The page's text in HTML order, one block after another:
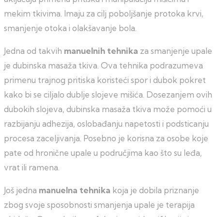
mekim tkivima. Imaju za cilj poboljšanje protoka krvi,
smanjenje otoka i olakšavanje bola.
Jedna od takvih manuelnih tehnika za smanjenje upale
je dubinska masaža tkiva. Ova tehnika podrazumeva
primenu trajnog pritiska koristeći spor i dubok pokret
kako bi se ciljalo dublje slojeve mišića. Dosezanjem ovih
dubokih slojeva, dubinska masaža tkiva može pomoći u
razbijanju adhezija, oslobađanju napetosti i podsticanju
procesa zaceljivanja. Posebno je korisna za osobe koje
pate od hronične upale u područjima kao što su leđa,
vrat ili ramena.
Još jedna manuelna tehnika koja je dobila priznanje
zbog svoje sposobnosti smanjenja upale je terapija